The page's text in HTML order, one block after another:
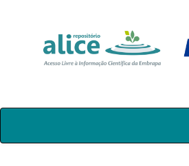
Skip